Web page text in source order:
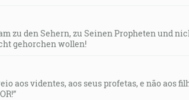
zu den Sehern, zu Seinen Propheten und
gehorchen wollen!
aos videntes, aos seus profetas, e não aos